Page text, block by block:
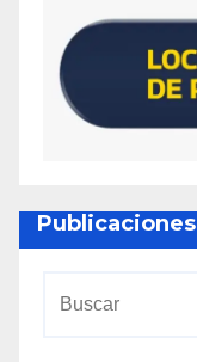
Publicaciones